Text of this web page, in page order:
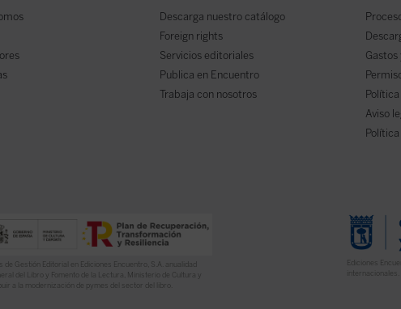
Descarga nuestro catálogo
Foreign rights
Servicios editoriales
Publica en Encuentro
Trabaja con nosotros
Aviso
Gestión Editorial en Ediciones Encuentro, S.A. anualidad
del Libro y Fomento de la Lectura, Ministerio de Cultura y
a la modernización de pymes del sector del libro.
Ediciones